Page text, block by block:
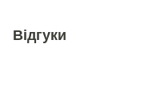
Відгуки